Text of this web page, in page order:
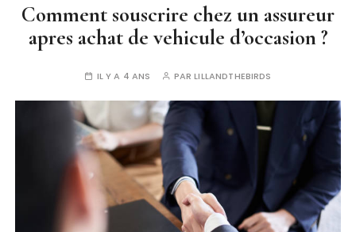
Comment souscrire chez un assureur
apres achat de vehicule d’occasion ?
IL Y A 4 ANS PARLILLANDTHEBIRDS